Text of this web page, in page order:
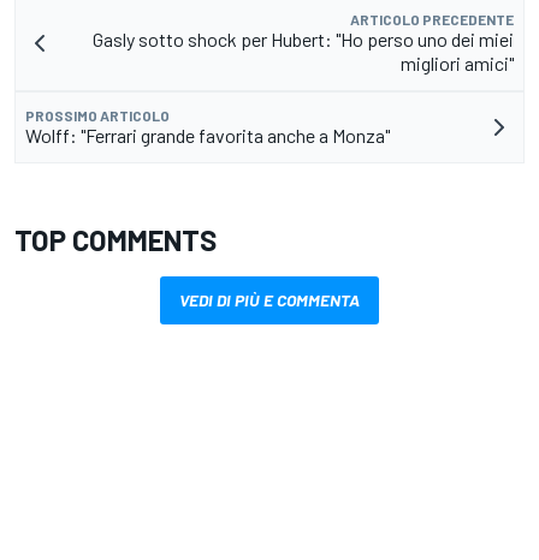
ARTICOLO PRECEDENTE
Gasly sotto shock per Hubert: "Ho perso uno dei miei
migliori amici"
PROSSIMO ARTICOLO
Wolff: "Ferrari grande favorita anche a Monza"
TOP COMMENTS
VEDI DI PIÙ E COMMENTA